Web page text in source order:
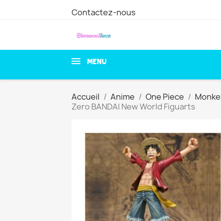
Contactez-nous
MENU
Accueil Anime One Piece
Zero BANDAI New World Figuarts